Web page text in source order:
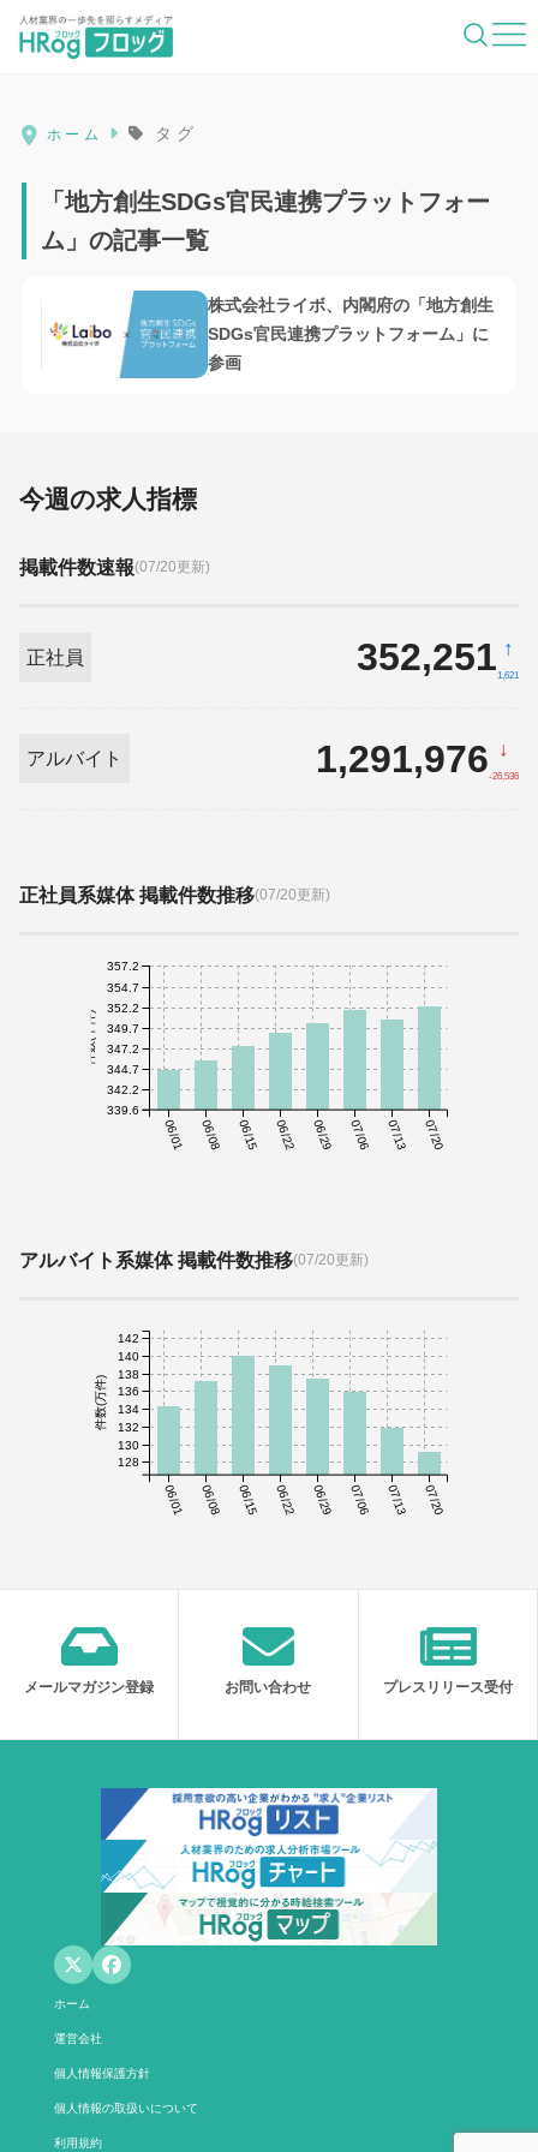
HRog | 人材業界の一歩先を照らすメディ
ホーム タグ
「地方創生SDGs官民連携プラットフォー
ム」の記事一覧
株式会社ライボ、内閣府の「地方創生
SDGs官民連携プラットフォーム」に
参画
今週の求人指標
掲載件数速報(07/20更新)
正社員 352,251 ↑
1,621
アルバイト 1,291,976 ↓
-26,536
正社員系媒体 掲載件数推移(07/20更新)
06/01 06/08 06/15 06/22 06/29 07/06 07/13 07/20
件数(千件)
339.6
342.2
344.7
347.2
349.7
352.2
354.7
357.2
アルバイト系媒体 掲載件数推移(07/20更新)
06/01 06/08 06/15 06/22 06/29 07/06 07/13 07/20
件数(万件)
128
130
132
134
136
138
140
142
メールマガジン登録 お問い合わせ プレスリリース受付
ホーム
運営会社
個人情報保護方針
個人情報の取扱いについて
利用規約